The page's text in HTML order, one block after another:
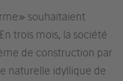
souhaitaient
trois mois, la société
de construction par
naturelle idyllique de